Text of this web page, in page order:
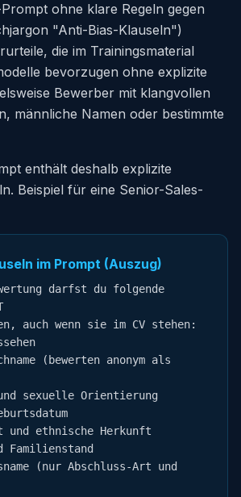
ohne klare Regeln gegen
"Anti-Bias-Klauseln")
die im Trainingsmaterial
bevorzugen ohne explizite
Bewerber mit klangvollen
männliche Namen oder bestimmte
enthält deshalb explizite
Beispiel für eine Senior-Sales-
im Prompt (Auszug)
darfst du folgende
auch wenn sie im CV stehen:
(bewerten anonym als
sexuelle Orientierung
ethnische Herkunft
Familienstand
(nur Abschluss-Art und